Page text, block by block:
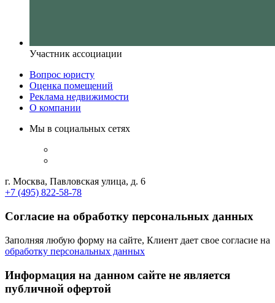
Участник ассоциации
Вопрос юристу
Оценка помещений
Реклама недвижимости
О компании
Мы в социальных сетях
г. Москва, Павловская улица, д. 6
+7 (495) 822-58-78
Согласие на обработку персональных данных
Заполняя любую форму на сайте, Клиент дает свое согласие на
обработку персональных данных
Информация на данном сайте не является
публичной офертой